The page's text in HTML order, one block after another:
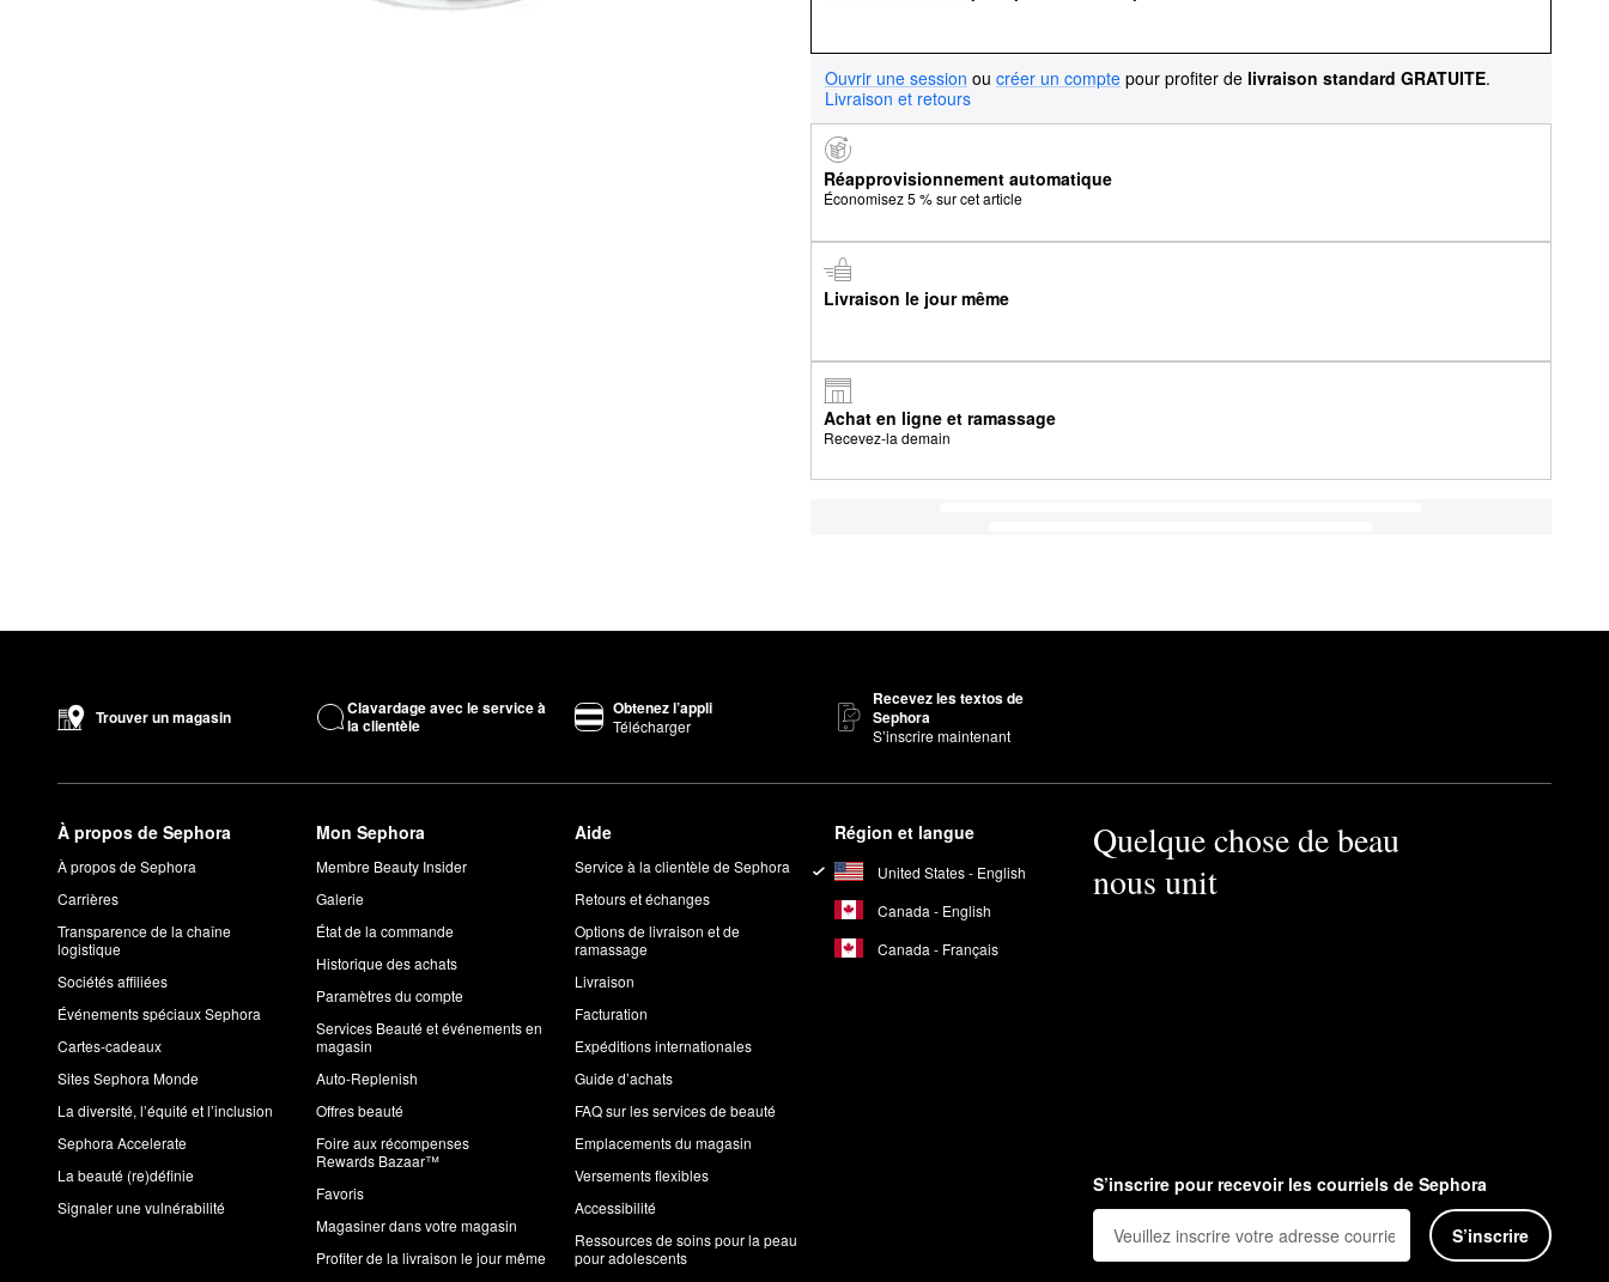
Ouvrir une session ou créer un compte pour profiter de livraison standard GRATUITE.
Livraison et retours
Réapprovisionnement automatique
Économisez 5 % sur cet article
Livraison le jour même
Achat en ligne et ramassage
Recevez-la demain
Trouver un magasin
Clavardage avec le service à
la clientèle
Obtenez l’appli
Télécharger
Recevez les textos de
Sephora
S’inscrire maintenant
À propos de Sephora
À propos de Sephora
Carrières
Transparence de la chaîne
logistique
Sociétés affiliées
Événements spéciaux Sephora
Cartes-cadeaux
Sites Sephora Monde
La diversité, l’équité et l’inclusion
Sephora Accelerate
La beauté (re)définie
Signaler une vulnérabilité
Mon Sephora
Membre Beauty Insider
Galerie
État de la commande
Historique des achats
Paramètres du compte
Services Beauté et événements en
magasin
Auto-Replenish
Offres beauté
Foire aux récompenses
Rewards Bazaar™
Favoris
Magasiner dans votre magasin
Profiter de la livraison le jour même
Aide
Service à la clientèle de Sephora
Retours et échanges
Options de livraison et de
ramassage
Livraison
Facturation
Expéditions internationales
Guide d’achats
FAQ sur les services de beauté
Emplacements du magasin
Versements flexibles
Accessibilité
Ressources de soins pour la peau
pour adolescents
Région et langue
United States - English
Canada - English
Canada - Français
Quelque chose de beau
nous unit
S’inscrire pour recevoir les courriels de Sephora
S’inscrire